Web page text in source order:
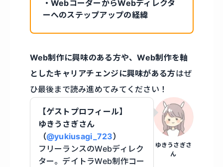
・WebコーダーからWebディレクタ
ーへのステップアップの経緯
Web制作に興味のある方や、Web制作を軸
としたキャリアチェンジに興味がある方はぜ
ひ最後まで読み進めてみてください！
ゆきうさぎさ
ん
【ゲストプロフィール】
ゆきうさぎさん
（@yukiusagi_723）
フリーランスのWebディレク
ター。デイトラWeb制作コー